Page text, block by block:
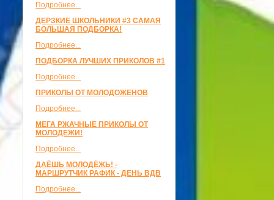
Подробнее...
ДЕРЗКИЕ ШКОЛЬНИКИ #3 САМАЯ
БОЛЬШАЯ ПОДБОРКА!
Подробнее...
ПОДБОРКА ЛУЧШИХ ПРИКОЛОВ #1
Подробнее...
ПРИКОЛЫ ОТ МОЛОДОЖЕНОВ
Подробнее...
МЕГА РЖАЧНЫЕ ПРИКОЛЫ ОТ
МОЛОДЕЖИ!
Подробнее...
ДАЁШЬ МОЛОДЁЖЬ! -
МАРШРУТЧИК РАФИК - ДЕНЬ ВДВ
Подробнее...